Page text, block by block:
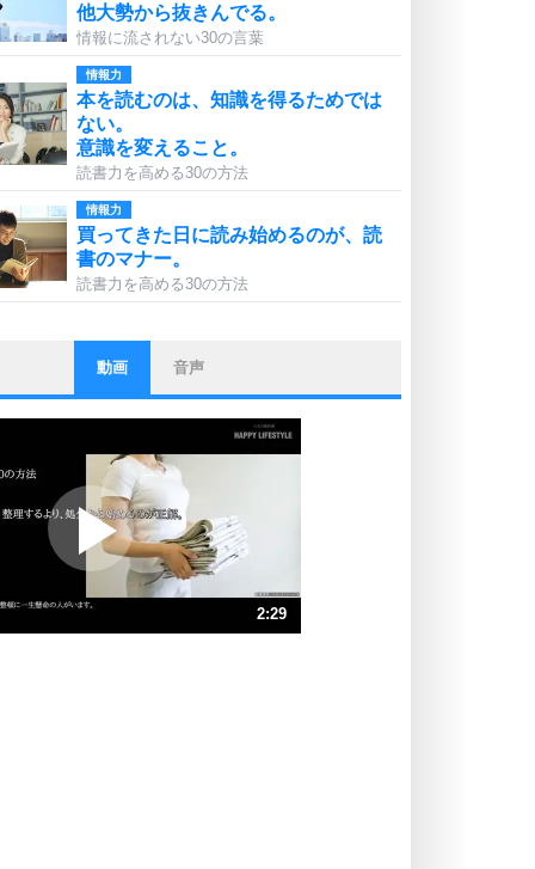
他大勢から抜きんでる。
情報に流されない30の言葉
情報力
本を読むのは、知識を得るためでは
ない。
意識を変えること。
読書力を高める30の方法
情報力
買ってきた日に読み始めるのが、読
書のマナー。
読書力を高める30の方法
ストレス対策
他人と比べない。
いっそのこと、他人を見ない。
プラス思考
ポジティブになれない原因は、行動
しないから。
ポジティブ思考になる30の方法
ストレス対策
動画 音声
2:29